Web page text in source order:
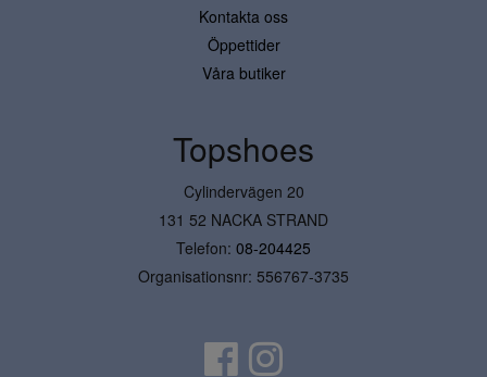
Kontakta oss
Öppettider
Våra butiker
Topshoes
Cylindervägen 20
131 52 NACKA STRAND
Telefon: 08-204425
Organisationsnr: 556767-3735